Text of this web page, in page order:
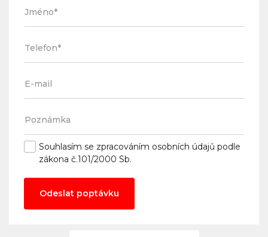
Souhlasím se zpracováním osobních údajů podle
zákona č.101/2000 Sb.
Odeslat poptávku